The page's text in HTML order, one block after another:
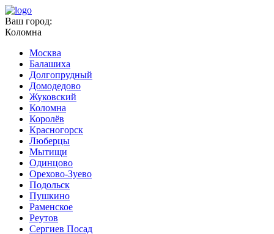
Ваш город:
Коломна
Москва
Балашиха
Долгопрудный
Домодедово
Жуковский
Коломна
Королёв
Красногорск
Люберцы
Мытищи
Одинцово
Орехово-Зуево
Подольск
Пушкино
Раменское
Реутов
Сергиев Посад